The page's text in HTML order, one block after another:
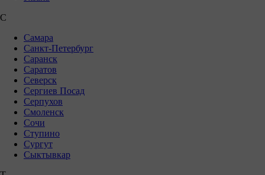
С
Самара
Санкт-Петербург
Саранск
Саратов
Северск
Сергиев Посад
Серпухов
Смоленск
Сочи
Ступино
Сургут
Сыктывкар